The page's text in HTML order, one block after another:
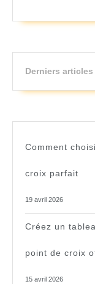
Derniers articles
Comment
croix parfait
19 avril 2026
Créez un
point de croix
15 avril 2026